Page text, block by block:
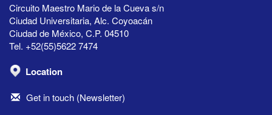
Circuito Maestro Mario de la Cueva s/n
Ciudad Universitaria, Alc. Coyoacán
Ciudad de México, C.P. 04510
Tel. +52(55)5622 7474
Location
Get in touch (Newsletter)